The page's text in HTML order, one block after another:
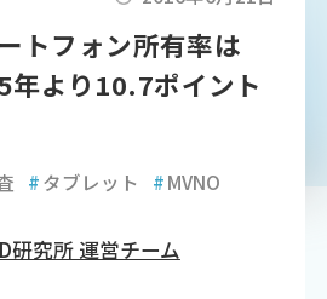
トフォン所有率は
より10.7ポイント
#タブレット #MVNO
研究所 運営チーム